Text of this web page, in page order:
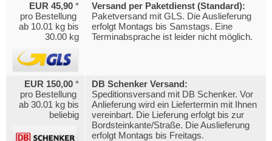
EUR 45,90 *
pro Bestellung
ab 10.01 kg bis
30.00 kg
Versand per Paketdienst (Standard):
Paketversand mit GLS. Die Auslieferung
erfolgt Montags bis Samstags. Eine
Terminabsprache ist leider nicht möglich.
EUR 150,00 *
pro Bestellung
ab 30.01 kg bis
beliebig
DB Schenker Versand:
Speditionsversand mit DB Schenker. Vor
Anlieferung wird ein Liefertermin mit Ihnen
vereinbart. Die Lieferung erfolgt bis zur
Bordsteinkante/Straße. Die Auslieferung
erfolgt Montags bis Freitags.